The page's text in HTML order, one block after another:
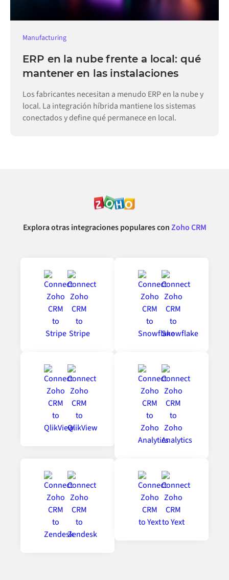
Manufacturing
ERP en la nube frente a local: qué
mantener en las instalaciones
Los fabricantes necesitan a menudo ERP en la nube y
local. La integración híbrida mantiene los sistemas
conectados y define qué permanece en local.
Explora otras integraciones populares conZoho CRM